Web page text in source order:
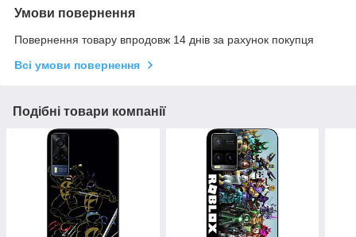
Умови повернення
Повернення товару впродовж 14 днів за рахунок покупця
Всі умови повернення
Подібні товари компанії